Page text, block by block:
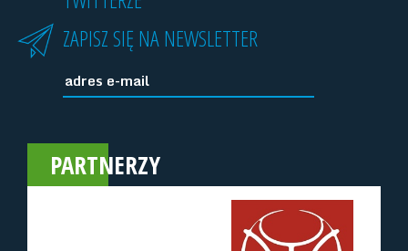
ZAPISZ SIĘ NA NEWSLETTER
PARTNERZY